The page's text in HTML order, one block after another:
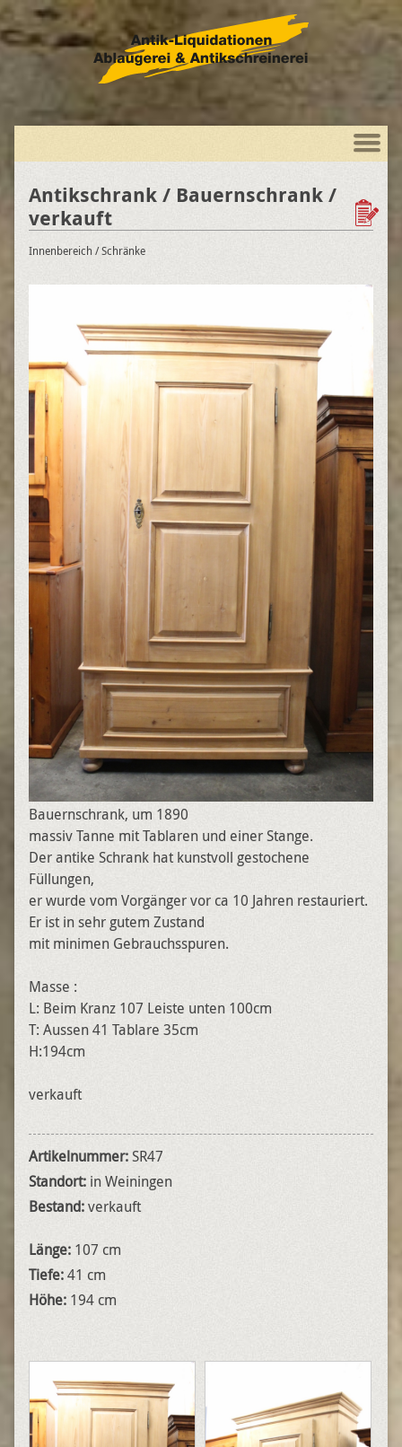
Antikschrank / Bauernschrank /
verkauft
Innenbereich / Schränke
Bauernschrank, um 1890
massiv Tanne mit Tablaren und einer Stange.
Der antike Schrank hat kunstvoll gestochene
Füllungen,
er wurde vom Vorgänger vor ca 10 Jahren restauriert.
Er ist in sehr gutem Zustand
mit minimen Gebrauchsspuren.
Masse :
L: Beim Kranz 107 Leiste unten 100cm
T: Aussen 41 Tablare 35cm
H:194cm
verkauft
Artikelnummer:SR47
Standort: in Weiningen
Bestand:verkauft
Länge: 107 cm
Tiefe:41 cm
Höhe: 194 cm